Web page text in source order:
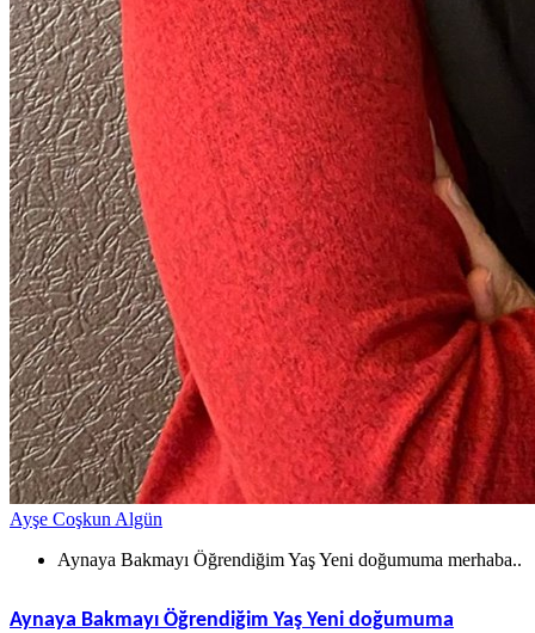
Ayşe Coşkun Algün
Aynaya Bakmayı Öğrendiğim Yaş Yeni doğumuma merhaba..
Aynaya Bakmayı Öğrendiğim Yaş Yeni doğumuma